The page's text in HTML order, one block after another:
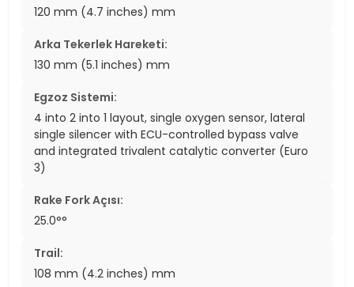
120 mm (4.7 inches) mm
Arka Tekerlek Hareketi:
130 mm (5.1 inches) mm
Egzoz Sistemi:
4 into 2 into 1 layout, single oxygen sensor, lateral
single silencer with ECU-controlled bypass valve
and integrated trivalent catalytic converter (Euro
3)
Rake Fork Açısı:
25.0°°
Trail:
108 mm (4.2 inches) mm